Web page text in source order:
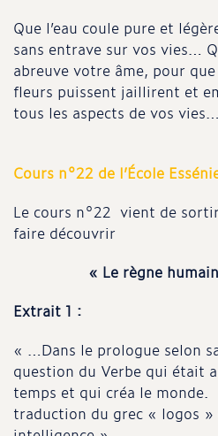
Que l’eau coule pure et
sans entrave sur vos vies…
abreuve votre âme, pour
fleurs puissent jaillirent et
tous les aspects de vos vies…
Cours n°22 de l’École
Le cours n°22 vient de
faire découvrir
« Le règne
Extrait 1 :
« …Dans le prologue selon
question du Verbe qui était
temps et qui créa le
traduction du grec « logos